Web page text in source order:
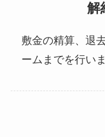
解
敷金の精算、退
ームまでを行いま